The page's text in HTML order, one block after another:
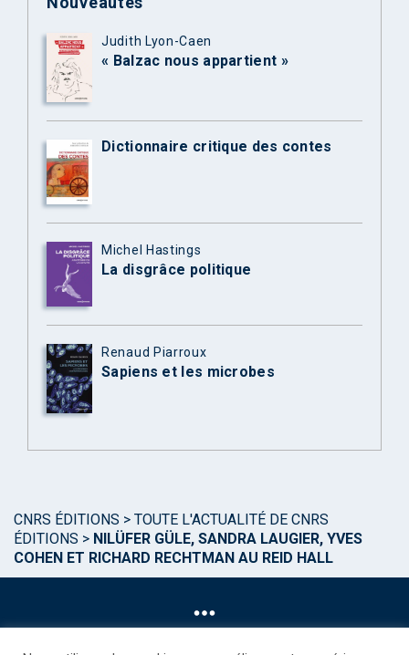
Judith Lyon-Caen
« Balzac nous appartient »
Dictionnaire critique des contes
Michel Hastings
La disgrâce politique
Renaud Piarroux
Sapiens et les microbes
CNRS ÉDITIONS > TOUTE L'ACTUALITÉ DE CNRS
ÉDITIONS > NILÜFER GÜLE, SANDRA LAUGIER, YVES
COHEN ET RICHARD RECHTMAN AU REID HALL